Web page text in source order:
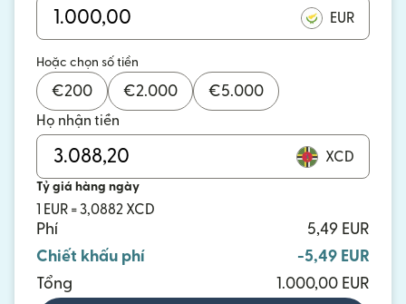
EUR
Hoặc chọn số tiền
€200 €2.000 €5.000
Họ nhận tiền
XCD
Tỷ giá hàng ngày
1 EUR = 3,0882 XCD
Phí
5,49 EUR
Chiết khấu phí
-5,49 EUR
Tổng
1.000,00 EUR